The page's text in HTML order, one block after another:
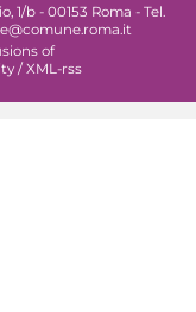
1/b - 00153 Roma - Tel.
of
/ XML-rss